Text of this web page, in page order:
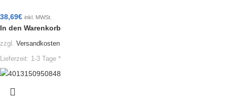
38,69€ inkl. MWSt.
In den Warenkorb
zzgl. Versandkosten
Lieferzeit: 1-3 Tage *